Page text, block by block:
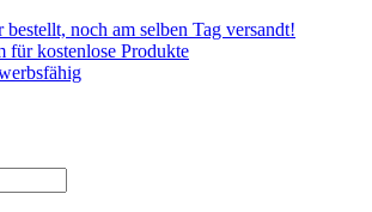
noch am selben Tag versandt!
für kostenlose Produkte